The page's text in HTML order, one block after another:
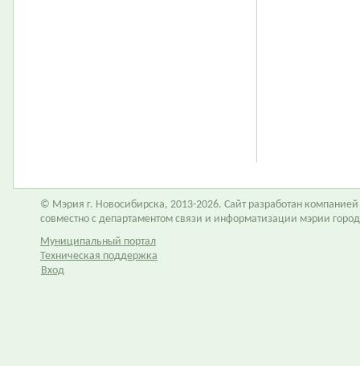
© Мэрия г. Новосибирска, 2013-2026. Сайт разработан компанией
совместно с департаментом связи и информатизации мэрии
Муниципальный портал
Техническая поддержка
Вход